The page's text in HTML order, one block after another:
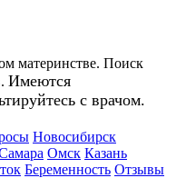
материнстве. Поиск
Имеются
с врачом.
Новосибирск
Омск Казань
Беременность Отзывы